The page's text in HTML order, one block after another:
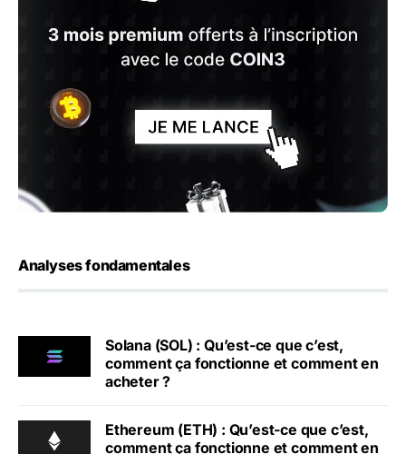
Analyses fondamentales
Solana (SOL) : Qu’est-ce que c’est,
comment ça fonctionne et comment en
acheter ?
Ethereum (ETH) : Qu’est-ce que c’est,
comment ça fonctionne et comment en